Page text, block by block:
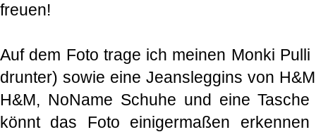
freuen!
Auf dem Foto trage ich meinen Monki
drunter) sowie eine Jeansleggins von
H&M, NoName Schuhe und eine
könnt das Foto einigermaßen